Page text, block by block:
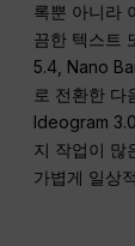
록뿐 아니라
끔한 텍스트
5.4, Nano
로 전환한 다
Ideogram
지 작업이 많
가볍게 일상